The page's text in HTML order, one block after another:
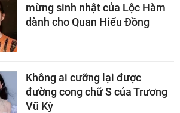
mừng sinh nhật của Lộc Hàm
dành cho Quan Hiểu Đồng
Không ai cưỡng lại được
đường cong chữ S của Trương
Vũ Kỳ